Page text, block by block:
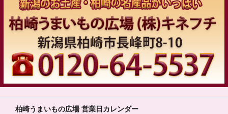
柏崎うまいもの広場 営業日カレンダー